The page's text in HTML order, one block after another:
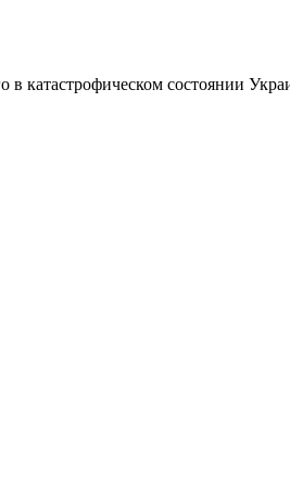
в катастрофическом состоянии